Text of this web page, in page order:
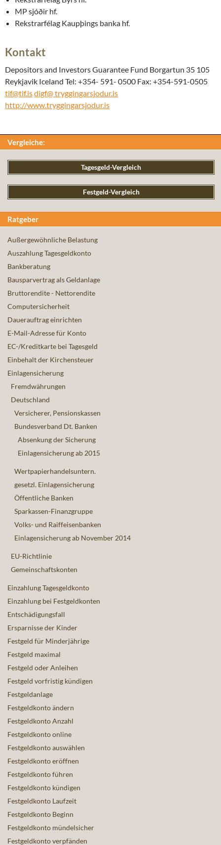
MP sjóðir hf.
Rekstrarfélag Kaupþings banka hf.
Kontakt
Depositors and Investors Guarantee Fund Borgartun 35 105
Reykjavik Iceland Tel: +354- 591- 0500 Fax: +354-591-0505
tif@tif.isdigf@ tryggingarsjodur.is
http://www.tryggingarsjodur.is
Vergleiche:
Tagesgeld-Vergleich
Festgeld-Vergleich
Ratgeber
Außergewöhnliche Belastung
Auszahlung Tagesgeldkonto
Bankberatung
Bausparvertrag als Geldanlage
Bruttorendite - Nettorendite
Computersicherheit
Dauerauftrag einrichten
E-Mail-Adresse für Konto
EC-/Kreditkarte bei Tagesgeld
Einbehalt der Kirchensteuer
Einlagensicherung
Fremdwährungen
Deutschland
Versicherer, Pensionskassen
Bundesverband Dt. Banken
Absenkung der Sicherung
Einlagensicherung ab 2015
Wertpapierhandelsuntern.
gesetzl. Einlagensicherung
Öffentliche Banken
Sparkassen-Finanzgruppe
Volks- und Raiffeisenbanken
Einlagensicherung ab November 2014
EU-Richtlinie
Gemeinschaftskonten
Einzahlung Tagesgeldkonto
Einzahlung bei Festgeldkonten
Entschädigungsfall
Ersparnisse der Kinder
Festgeld für Minderjährige
Festgeld maximal
Festgeld oder Anleihen
Festgeld vorfristig kündigen
Festgeldanlage
Festgeldkonto ändern
Festgeldkonto Anzahl
Festgeldkonto online
Festgeldkonto auswählen
Festgeldkonto eröffnen
Festgeldkonto führen
Festgeldkonto kündigen
Festgeldkonto Laufzeit
Festgeldkonto Beginn
Festgeldkonto mündelsicher
Festgeldkonto verpfänden